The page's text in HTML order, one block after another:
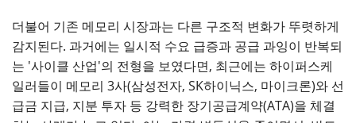
더불어 기존 메모리 시장과는 다른 구조적 변화가 뚜렷하게
감지된다. 과거에는 일시적 수요 급증과 공급 과잉이 반복되
는 '사이클 산업'의 전형을 보였다면, 최근에는 하이퍼스케
일러들이 메모리 3사(삼성전자, SK하이닉스, 마이크론)와 선
급금 지급, 지분 투자 등 강력한 장기공급계약(ATA)을 체결